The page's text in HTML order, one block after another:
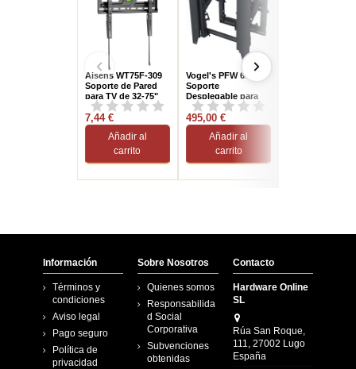
Aisens WT75F-309
Soporte de Pared
para TV de 32-75"
hasta 75kg Negro
7,44 €
Añadir al
carrito
Vogel's PFW 6875
Soporte
Desplegable para
Videowall
495,00 €
Añadir al
carrito
Información
Términos y
condiciones
Aviso legal
Pago seguro
Política de
privacidad
Sobre Nosotros
Quienes somos
Responsabilida
d Social
Corporativa
Subvenciones
obtenidas
Contacto
Hardware Online
SL
Rúa San Roque,
111, 27002 Lugo
España